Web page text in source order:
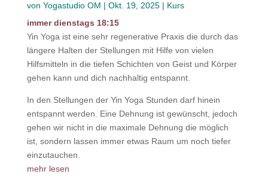
von Yogastudio OM | Okt. 19, 2025| Kurs
immer dienstags 18:15
Yin Yoga ist eine sehr regenerative Praxis die durch das
längere Halten der Stellungen mit Hilfe von vielen
Hilfsmitteln in die tiefen Schichten von Geist und Körper
gehen kann und dich nachhaltig entspannt.
In den Stellungen der Yin Yoga Stunden darf hinein
entspannt werden. Eine Dehnung ist gewünscht, jedoch
gehen wir nicht in die maximale Dehnung die möglich
ist, sondern lassen immer etwas Raum um noch tiefer
einzutauchen.
mehr lesen